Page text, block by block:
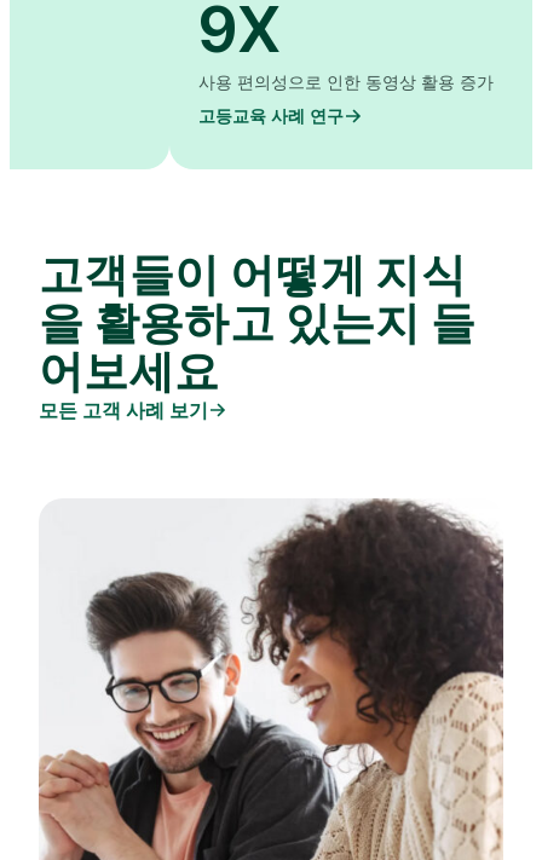
사용 편의성으로 인한 동영상 활
고등교육 사례 연구
고객들이 어떻게 지식
을 활용하고 있는지 들
어보세요
모든 고객 사례 보기